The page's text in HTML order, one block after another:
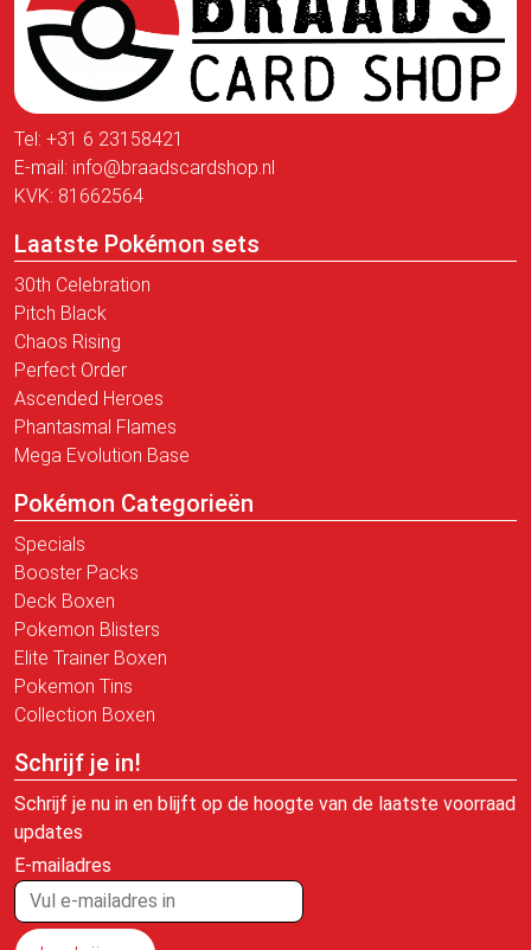
Tel: +31 6 23158421
E-mail: info@braadscardshop.nl
KVK: 81662564
Laatste Pokémon sets
30th Celebration
Pitch Black
Chaos Rising
Perfect Order
Ascended Heroes
Phantasmal Flames
Mega Evolution Base
Pokémon Categorieën
Specials
Booster Packs
Deck Boxen
Pokemon Blisters
Elite Trainer Boxen
Pokemon Tins
Collection Boxen
Schrijf je in!
Schrijf je nu in en blijft op de hoogte van de laatste voorraad
updates
E-mailadres